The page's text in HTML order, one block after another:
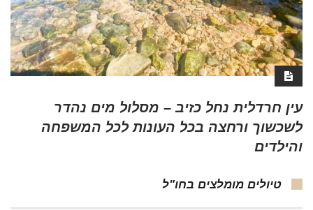
עין חרדלית נחל כזיב – מסלול מים נהדר
לשכשוך ורחצה בכל העונות לכל המשפחה
והילדים
טיולים מומלצים בחו"ל